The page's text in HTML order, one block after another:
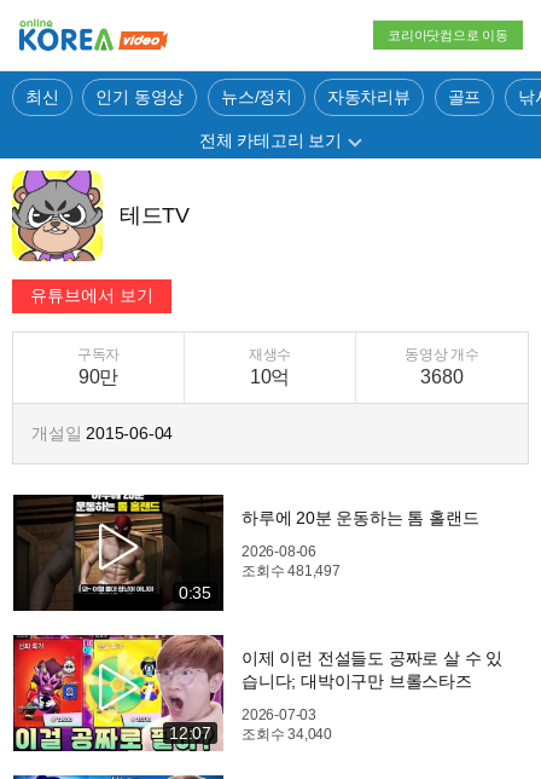
코리아닷컴으로 이동
최신 인기 동영상 뉴스/정치 자동차리뷰 골프 낚
전체 카테고리 보기
테드TV
구독자
90만
재생수
10억
동영상 개수
3680
개설일 2015-06-04
0:35
하루에 20분 운동하는 톰 홀랜드
2026-08-06
조회수481,497
12:07
이제 이런 전설들도 공짜로 살 수 있
습니다; 대박이구만 브롤스타즈
2026-07-03
조회수34,040